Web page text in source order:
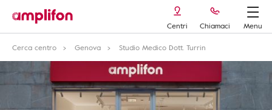
Centri Chiamaci
Menu
Cerca centro
Genova Studio Medico Dott. Turrin